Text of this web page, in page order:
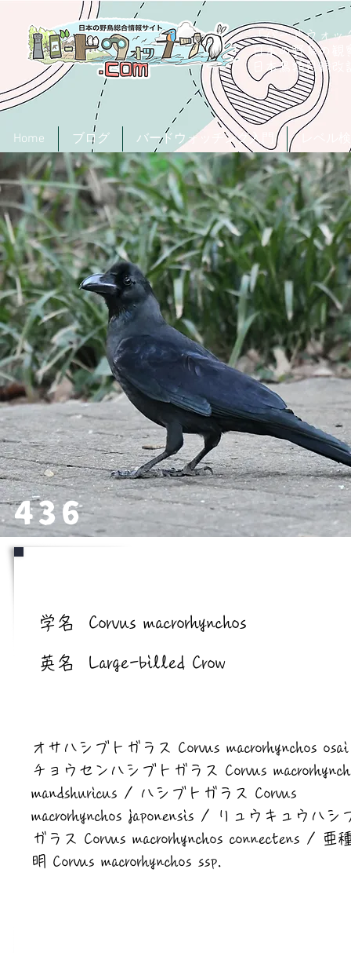
「バードウォッ
日本の野鳥の観
日本鳥類目録
Home ブログ バードウォッチング入門
436
学名 Corvus macrorhynchos
英名 Large-billed Crow
オサハシブトガラス Corvus macrorhynchos
チョウセンハシブトガラス Corvus
mandshuricus / ハシブトガラス Corvus
macrorhynchos japonensis / リュウキュウハシ
ガラス Corvus macrorhynchos connectens / 亜
明 Corvus macrorhynchos ssp.